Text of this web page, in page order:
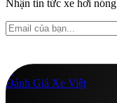
Nhận tin tức xe hơi
A
Đánh Giá Xe Việt